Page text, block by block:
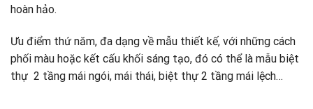
hoàn hảo.
Ưu điểm thứ năm, đa dạng về mẫu thiết kế, với những cách
phối màu hoặc kết cấu khối sáng tạo, đó có thể là mẫu biệt
thự 2 tầng mái ngói, mái thái, biệt thự 2 tầng mái lệch…